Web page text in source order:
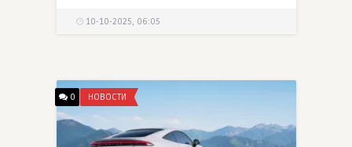
10-10-2025, 06:05
0 НОВОСТИ